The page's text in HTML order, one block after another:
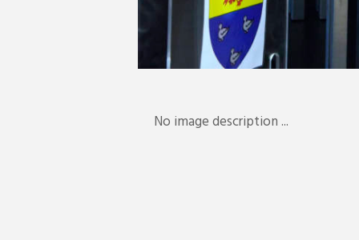
No image description ...